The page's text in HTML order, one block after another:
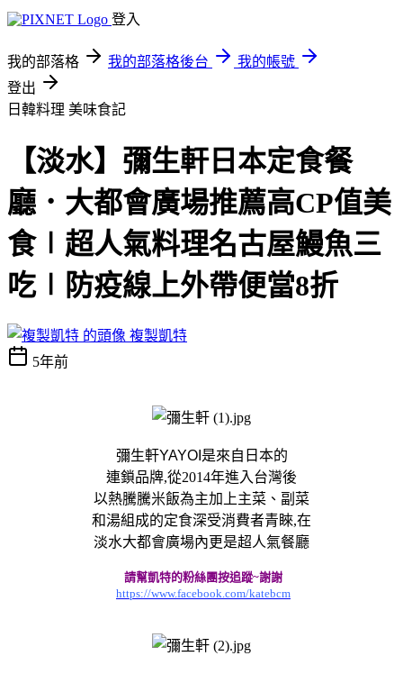
登入
我的部落格 我的部落格後台
我的帳號
登出
日韓料理 美味食記
【淡水】彌生軒日本定食餐
廳．大都會廣場推薦高CP值美
食∣超人氣料理名古屋鰻魚三
吃∣防疫線上外帶便當8折
複製凱特
5年前
彌生軒YAYOI 是來自日本的
連鎖品牌,從2014年進入台灣後
以熱騰騰米飯為主加上主菜、副菜
和湯組成的定食深受消費者青睞,在
淡水大都會廣場內更是超人氣餐廳
請幫凱特的粉絲團按追蹤~謝謝
https://www.facebook.com/katebcm